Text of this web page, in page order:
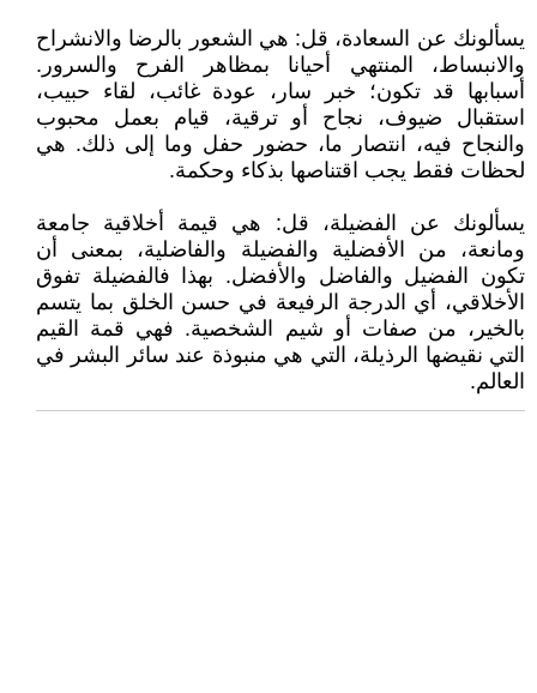
يسألونك عن السعادة، قل: هي الشعور بالرضا والانشراح
والانبساط، المنتهي أحيانا بمظاهر الفرح والسرور.
أسبابها قد تكون؛ خبر سار، عودة غائب، لقاء حبيب،
استقبال ضيوف، نجاح أو ترقية، قيام بعمل محبوب
والنجاح فيه، انتصار ما، حضور حفل وما إلى ذلك. هي
لحظات فقط يجب اقتناصها بذكاء وحكمة.
يسألونك عن الفضيلة، قل: هي قيمة أخلاقية جامعة
ومانعة، من الأفضلية والفضيلة والفاضلية، بمعنى أن
تكون الفضيل والفاضل والأفضل. بهذا فالفضيلة تفوق
الأخلاقي، أي الدرجة الرفيعة في حسن الخلق بما يتسم
بالخير، من صفات أو شيم الشخصية. فهي قمة القيم
التي نقيضها الرذيلة، التي هي منبوذة عند سائر البشر في
العالم.